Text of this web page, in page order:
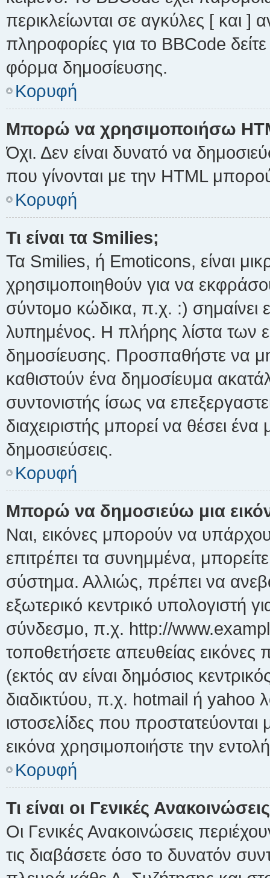
περικλείωνται σε αγκύλες [ και ]
πληροφορίες για το BBCode
φόρμα δημοσίευσης.
Κορυφή
Μπορώ να χρησιμοποιήσω
Όχι. Δεν είναι δυνατό να
που γίνονται με την HTML
Κορυφή
Τι είναι τα Smilies;
Τα Smilies, ή Emoticons, είναι
χρησιμοποιηθούν για να
σύντομο κώδικα, π.χ. :) σημαίνει
λυπημένος. Η πλήρης λίστα των
δημοσίευσης. Προσπαθήστε να
καθιστούν ένα δημοσίευμα
συντονιστής ίσως να
διαχειριστής μπορεί να θέσει
δημοσιεύσεις.
Κορυφή
Μπορώ να δημοσιεύω μια
Ναι, εικόνες μπορούν να
επιτρέπει τα συνημμένα,
σύστημα. Αλλιώς, πρέπει να
εξωτερικό κεντρικό υπολογιστή
σύνδεσμο, π.χ. http://
τοποθετήσετε απευθείας εικόνες
(εκτός αν είναι δημόσιος
διαδικτύου, π.χ. hotmail ή yahoo
ιστοσελίδες που
εικόνα χρησιμοποιήστε την
Κορυφή
Τι είναι οι Γενικές
Οι Γενικές Ανακοινώσεις
τις διαβάσετε όσο το δυνατόν